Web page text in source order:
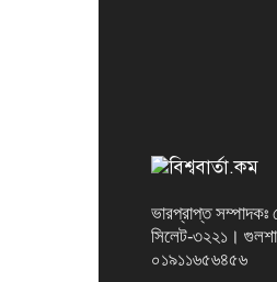
ভারপ্রাপ্ত সম্পাদকঃ
সিলেট-৩২২১।
০১৯১১৬৫৬৪৫৬